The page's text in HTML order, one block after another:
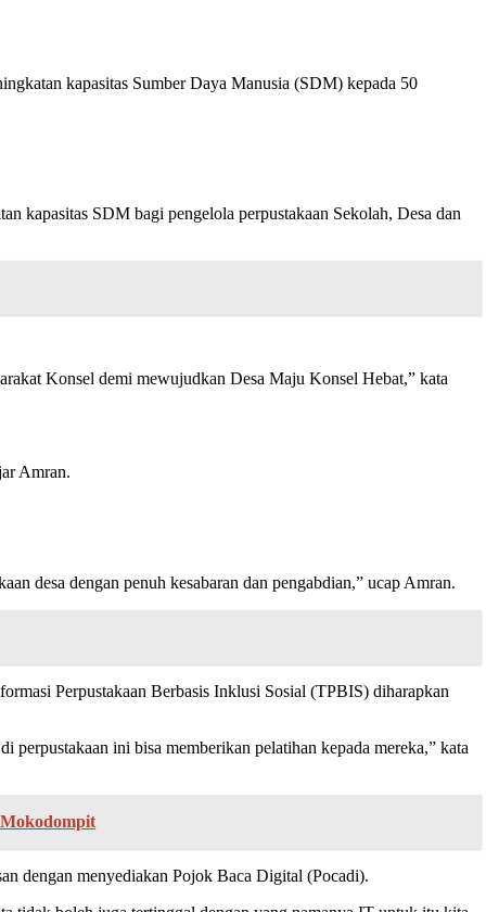
kapasitas Sumber Daya Manusia (SDM) kepada 50
kapasitas SDM bagi pengelola perpustakaan Sekolah, Desa dan
Konsel demi mewujudkan Desa Maju Konsel Hebat,” kata
Amran.
desa dengan penuh kesabaran dan pengabdian,” ucap Amran.
Perpustakaan Berbasis Inklusi Sosial (TPBIS) diharapkan
perpustakaan ini bisa memberikan pelatihan kepada mereka,” kata
dengan menyediakan Pojok Baca Digital (Pocadi).